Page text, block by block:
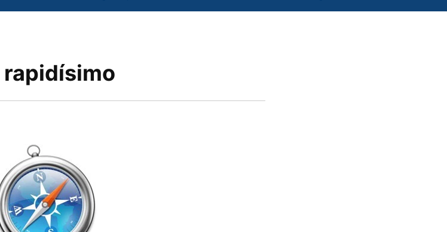
rapidísimo